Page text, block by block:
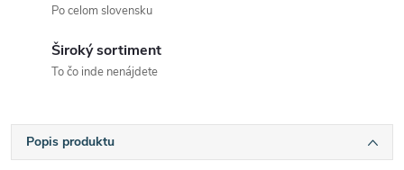
Po celom slovensku
Široký sortiment
To čo inde nenájdete
Popis produktu